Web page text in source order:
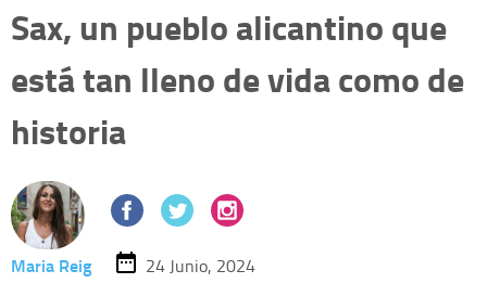
Sax, un pueblo alicantino que
está tan lleno de vida como de
historia
Maria Reig
24 Junio, 2024